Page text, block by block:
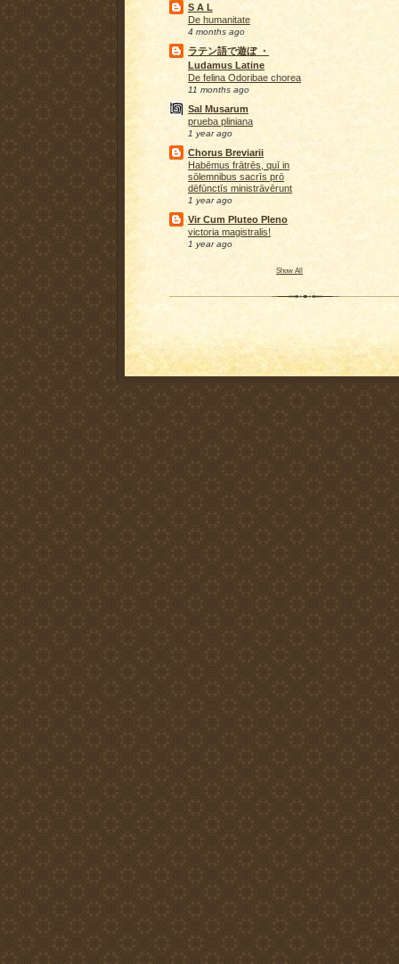
S A L
De humanitate
4 months ago
ラテン語で遊ぼ ・
Ludamus Latine
De felina Odoribae chorea
11 months ago
Sal Musarum
prueba pliniana
1 year ago
Chorus Breviarii
Habēmus frātrēs, quī in
sōlemnibus sacrīs prō
dēfūnctīs ministrāvērunt
1 year ago
Vir Cum Pluteo Pleno
victoria magistralis!
1 year ago
Show All